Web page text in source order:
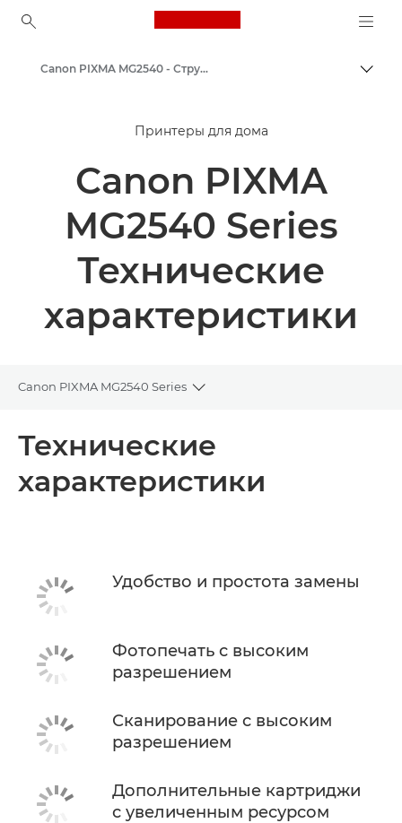
Canon Logo, back to
Принтеры Canon
Canon PIXMA MG2540 - Струйные фотопринтеры
Принтеры для дома
Canon PIXMA
MG2540 Series
Технические
характеристики
Canon PIXMA MG2540 Series
Toggle breadcrumbs
Технические характеристики
Технические
характеристики
Удобство и простота замены
Фотопечать с высоким
разрешением
Сканирование с высоким
разрешением
Дополнительные картриджи
с увеличенным ресурсом